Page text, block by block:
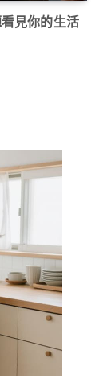
見你的生活